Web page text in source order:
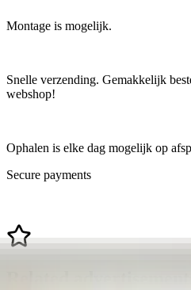
Montage is mogelijk.
Snelle verzending. Gemakkelijk
webshop!
Ophalen is elke dag mogelijk op
Secure payments